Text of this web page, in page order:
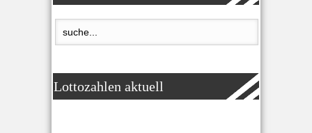
Lottozahlen aktuell